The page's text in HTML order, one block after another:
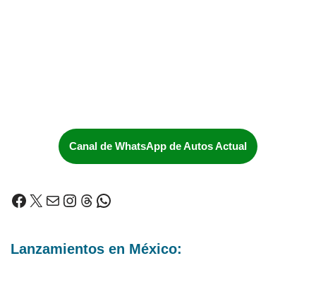
Canal de WhatsApp de Autos Actual
Lanzamientos en México: